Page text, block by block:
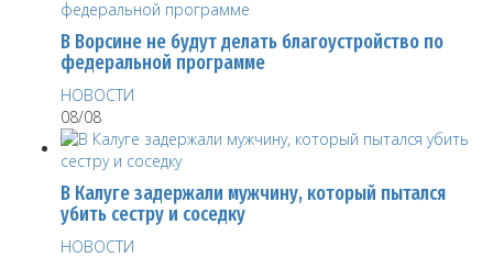
В Ворсине не будут делать благоустройство по
федеральной программе
НОВОСТИ
08/08
В Калуге задержали мужчину, который пытался
убить сестру и соседку
НОВОСТИ